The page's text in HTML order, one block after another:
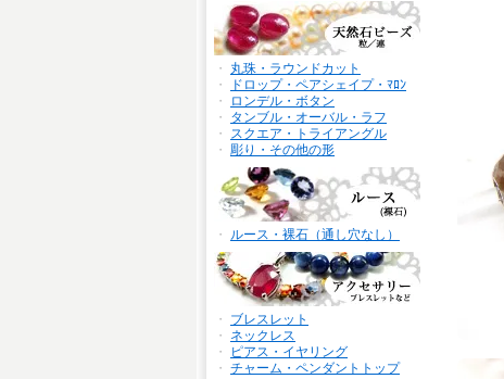
・
丸珠・ラウンドカット
・
ドロップ・ペアシェイプ・ﾏﾛﾝ
・
ロンデル・ボタン
・
タンブル・オーバル・ラフ
・
スクエア・トライアングル
・ 彫り・その他の形
・ ルース・裸石（通し穴なし）
・
ブレスレット
・
ネックレス
・
ピアス・イヤリング
・ チャーム・ペンダントトップ